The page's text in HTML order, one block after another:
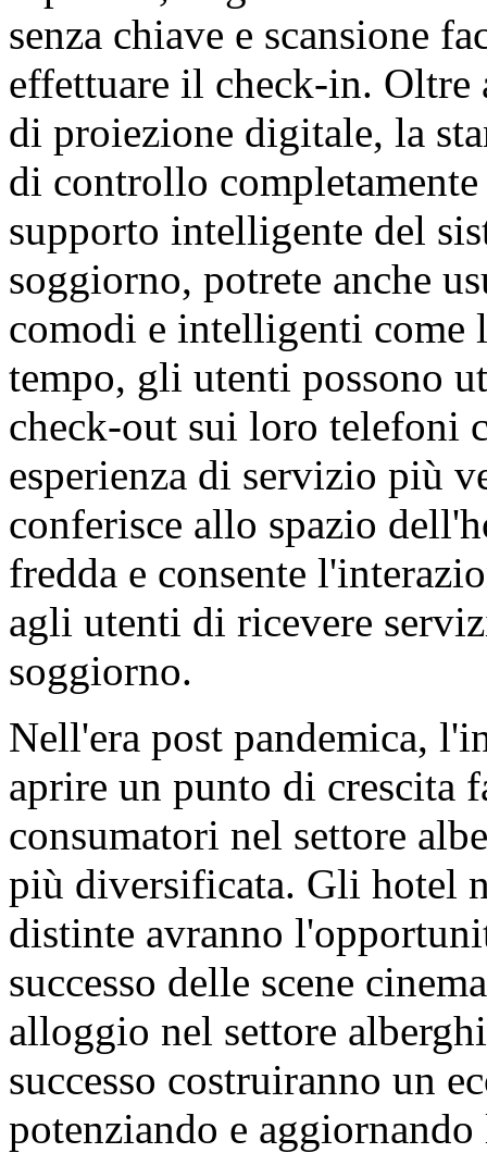
senza chiave e scansione
effettuare il check-in. Oltre
di proiezione digitale, la
di controllo
supporto intelligente del
soggiorno, potrete anche
comodi e intelligenti come
tempo, gli utenti possono
check-out sui loro telefoni
esperienza di servizio più
conferisce allo spazio
fredda e consente
agli utenti di ricevere
soggiorno.
Nell'era post pandemica,
aprire un punto di crescita
consumatori nel settore
più diversificata. Gli hotel
distinte avranno
successo delle scene
alloggio nel settore
successo costruiranno un
potenziando e